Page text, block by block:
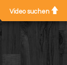
Video suchen